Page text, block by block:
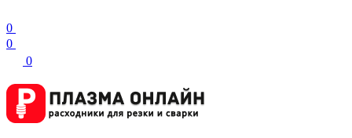
0
0
0